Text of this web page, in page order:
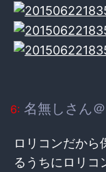
6: 名無しさん
ロリコンだから
るうちにロリコ